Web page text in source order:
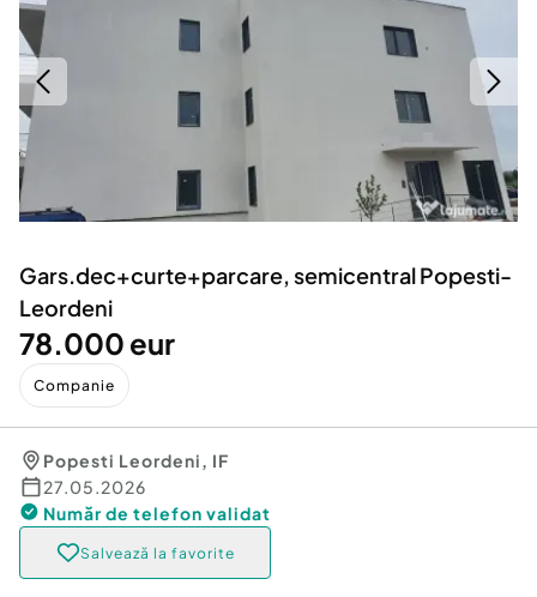
Servicii
Animale de companie
Afaceri și echipamente profesionale
Inchiriere Bunuri si Vehicule
Utilaje agricole si industriale
Piese auto si accesorii
Dacia Duster
Gars.dec+curte+parcare, semicentral Popesti-
Leordeni
78.000 eur
Companie
Popesti Leordeni, IF
27.05.2026
Număr de telefon validat
Salvează la favorite